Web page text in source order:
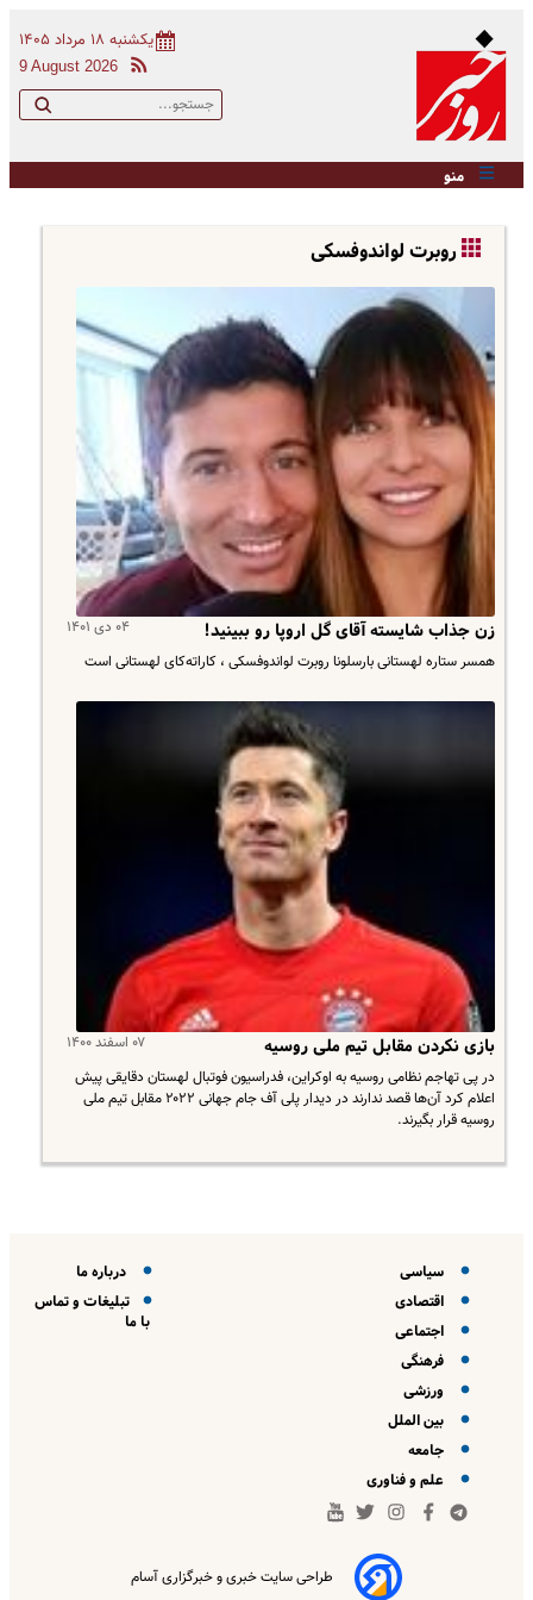
یکشنبه ۱۸ مرداد ۱۴۰۵
9 August 2026
منو
روبرت لواندوفسکی
۰۴ دی ۱۴۰۱ زن جذاب شایسته آقای گل اروپا رو ببینید!
همسر ستاره لهستانی بارسلونا روبرت لواندوفسکی ، کاراته‌کای لهستانی است
۰۷ اسفند ۱۴۰۰ بازی نکردن مقابل تیم ملی روسیه
در پی تهاجم نظامی روسیه به اوکراین، فدراسیون فوتبال لهستان دقایقی پیش
اعلام کرد آن‌ها قصد ندارند در دیدار پلی آف جام جهانی ۲۰۲۲ مقابل تیم ملی
روسیه قرار بگیرند.
سیاسی
اقتصادی
اجتماعی
فرهنگی
ورزشی
بین الملل
جامعه
علم و فناوری
درباره ما
تبلیغات و تماس
با ما
طراحی سایت خبری و خبرگزاری آسام